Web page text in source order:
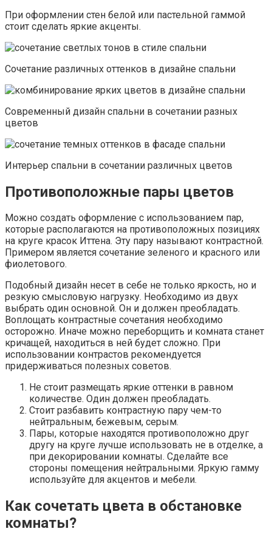
При оформлении стен белой или пастельной гаммой
стоит сделать яркие акценты.
Сочетание различных оттенков в дизайне спальни
Современный дизайн спальни в сочетании разных
цветов
Интерьер спальни в сочетании различных цветов
Противоположные пары цветов
Можно создать оформление с использованием пар,
которые располагаются на противоположных позициях
на круге красок Иттена. Эту пару называют контрастной.
Примером является сочетание зеленого и красного или
фиолетового.
Подобный дизайн несет в себе не только яркость, но и
резкую смысловую нагрузку. Необходимо из двух
выбрать один основной. Он и должен преобладать.
Воплощать контрастные сочетания необходимо
осторожно. Иначе можно переборщить и комната станет
кричащей, находиться в ней будет сложно. При
использовании контрастов рекомендуется
придерживаться полезных советов.
Не стоит размещать яркие оттенки в равном
количестве. Один должен преобладать.
Стоит разбавить контрастную пару чем-то
нейтральным, бежевым, серым.
Пары, которые находятся противоположно друг
другу на круге лучше использовать не в отделке, а
при декорировании комнаты. Сделайте все
стороны помещения нейтральными. Яркую гамму
используйте для акцентов и мебели.
Как сочетать цвета в обстановке
комнаты?